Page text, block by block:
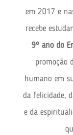
em 2017 e
recebe
9º ano do
promoção
humano em
da felicidade,
e da